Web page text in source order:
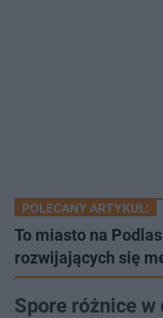
POLECANY ARTYKUŁ:
To miasto na
rozwijających się
Spore różnice w